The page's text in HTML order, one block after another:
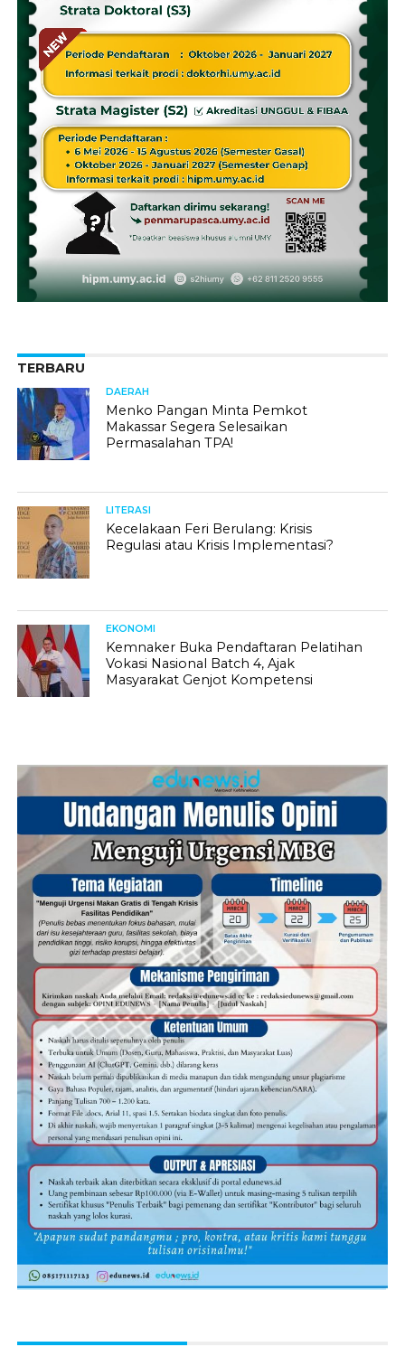
TERBARU
DAERAH
Menko Pangan Minta Pemkot
Makassar Segera Selesaikan
Permasalahan TPA!
LITERASI
Kecelakaan Feri Berulang: Krisis
Regulasi atau Krisis Implementasi?
EKONOMI
Kemnaker Buka Pendaftaran Pelatihan
Vokasi Nasional Batch 4, Ajak
Masyarakat Genjot Kompetensi